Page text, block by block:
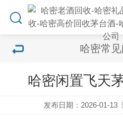
哈密常
哈密闲置飞天
发布日期：2026-01-13